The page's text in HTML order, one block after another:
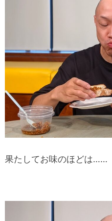
果たしてお味のほどは……